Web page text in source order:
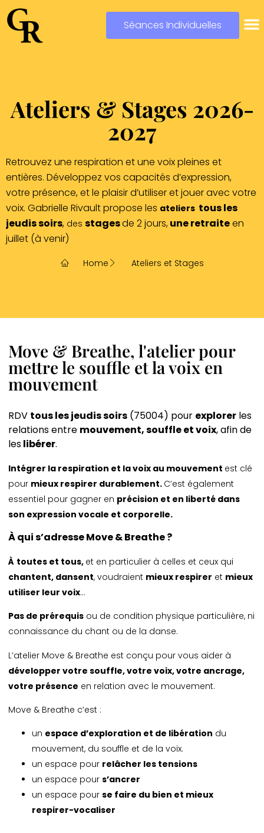
Séances Individuelles
Ateliers & Stages 2026-
2027
Retrouvez une respiration et une voix pleines et
entières. Développez vos capacités d’expression,
votre présence, et le plaisir d’utiliser et jouer avec votre
voix. Gabrielle Rivault propose les ateliers tous les
jeudis soirs, des stagesde 2 jours,une retraiteen
juillet (à venir)
Home Ateliers et Stages
Move & Breathe, l'atelier pour
mettrele souffle et la voix en
mouvement
RDV tous les jeudis soirs (75004) pour explorer les
relations entre mouvement, souffle et voix, afin de
leslibérer.
Intégrer la respiration et la voix au mouvement est clé
pour mieux respirer durablement. C’est également
essentiel pour gagner en précision et en liberté dans
son expression vocale et corporelle.
À qui s’adresse Move & Breathe ?
À toutes et tous, et en particulier à celles et ceux qui
chantent, dansent, voudraient mieux respirer et mieux
utiliser leur voix…
Pas de prérequis ou de condition physique particulière, ni
connaissance du chant ou de la danse.
L’atelier Move & Breathe est conçu pour vous aider à
développer votre souffle, votre voix, votre ancrage,
votre présence en relation avec le mouvement.
Move & Breathe c’est :
un espace d’exploration et de libération du
mouvement, du souffle et de la voix.
un espace pour relâcher les tensions
un espace pour s’ancrer
un espace pour se faire du bien et mieux
respirer-vocaliser